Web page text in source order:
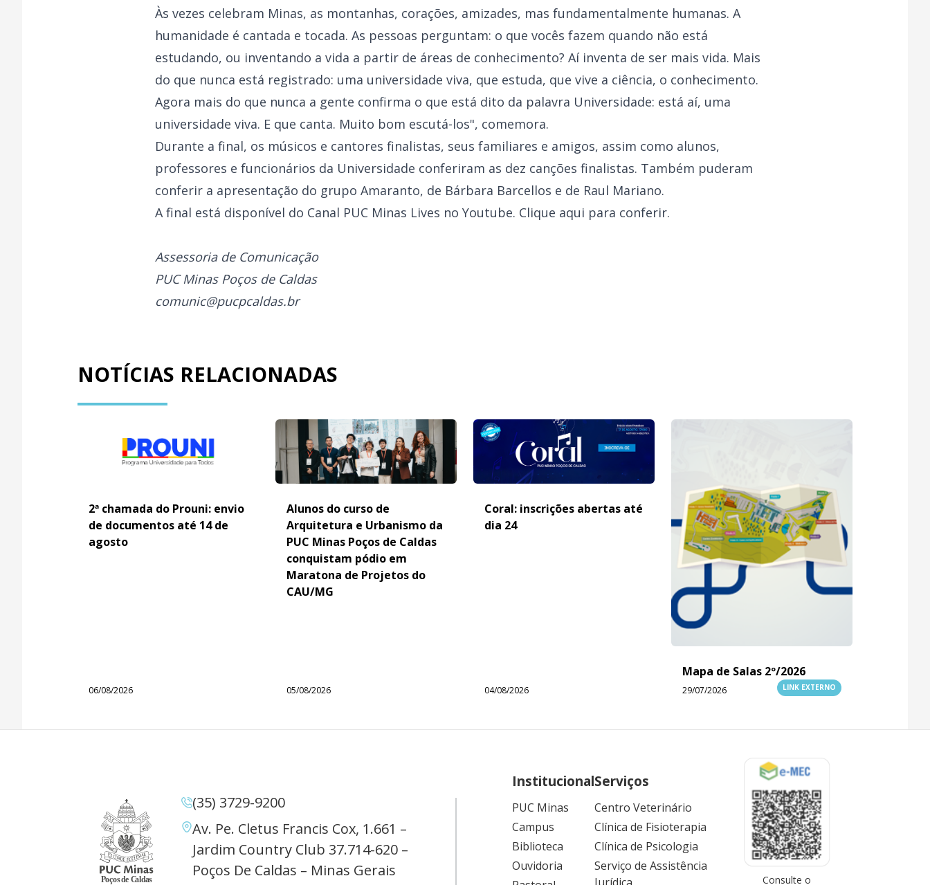
Às vezes celebram Minas, as montanhas, corações, amizades, mas fundamentalmente humanas. A
humanidade é cantada e tocada. As pessoas perguntam: o que vocês fazem quando não está
estudando, ou inventando a vida a partir de áreas de conhecimento? Aí inventa de ser mais vida. Mais
do que nunca está registrado: uma universidade viva, que estuda, que vive a ciência, o conhecimento.
Agora mais do que nunca a gente confirma o que está dito da palavra Universidade: está aí, uma
universidade viva. E que canta. Muito bom escutá-los", comemora.
Durante a final, os músicos e cantores finalistas, seus familiares e amigos, assim como alunos,
professores e funcionários da Universidade conferiram as dez canções finalistas. Também puderam
conferir a apresentação do grupo Amaranto, de Bárbara Barcellos e de Raul Mariano.
A final está disponível do Canal PUC Minas Lives no Youtube. Clique aqui para conferir.
Assessoria de Comunicação
PUC Minas Poços de Caldas
comunic@pucpcaldas.br
NOTÍCIAS RELACIONADAS
2ª chamada do Prouni: envio
de documentos até 14 de
agosto
06/08/2026
Alunos do curso de
Arquitetura e Urbanismo da
PUC Minas Poços de Caldas
conquistam pódio em
Maratona de Projetos do
CAU/MG
05/08/2026
Coral: inscrições abertas até
dia 24
04/08/2026
Mapa de Salas 2º/2026
29/07/2026 LINK EXTERNO
(35) 3729-9200
Av. Pe. Cletus Francis Cox, 1.661 –
Jardim Country Club 37.714-620 –
Poços De Caldas – Minas Gerais
Institucional
PUC Minas
Campus
Biblioteca
Ouvidoria
Serviços
Centro Veterinário
Clínica de Fisioterapia
Clínica de Psicologia
Serviço de Assistência
Jurídica
Consulte o